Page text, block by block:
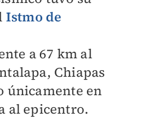
Istmo de
a 67 km al
Chiapas
únicamente en
al epicentro.